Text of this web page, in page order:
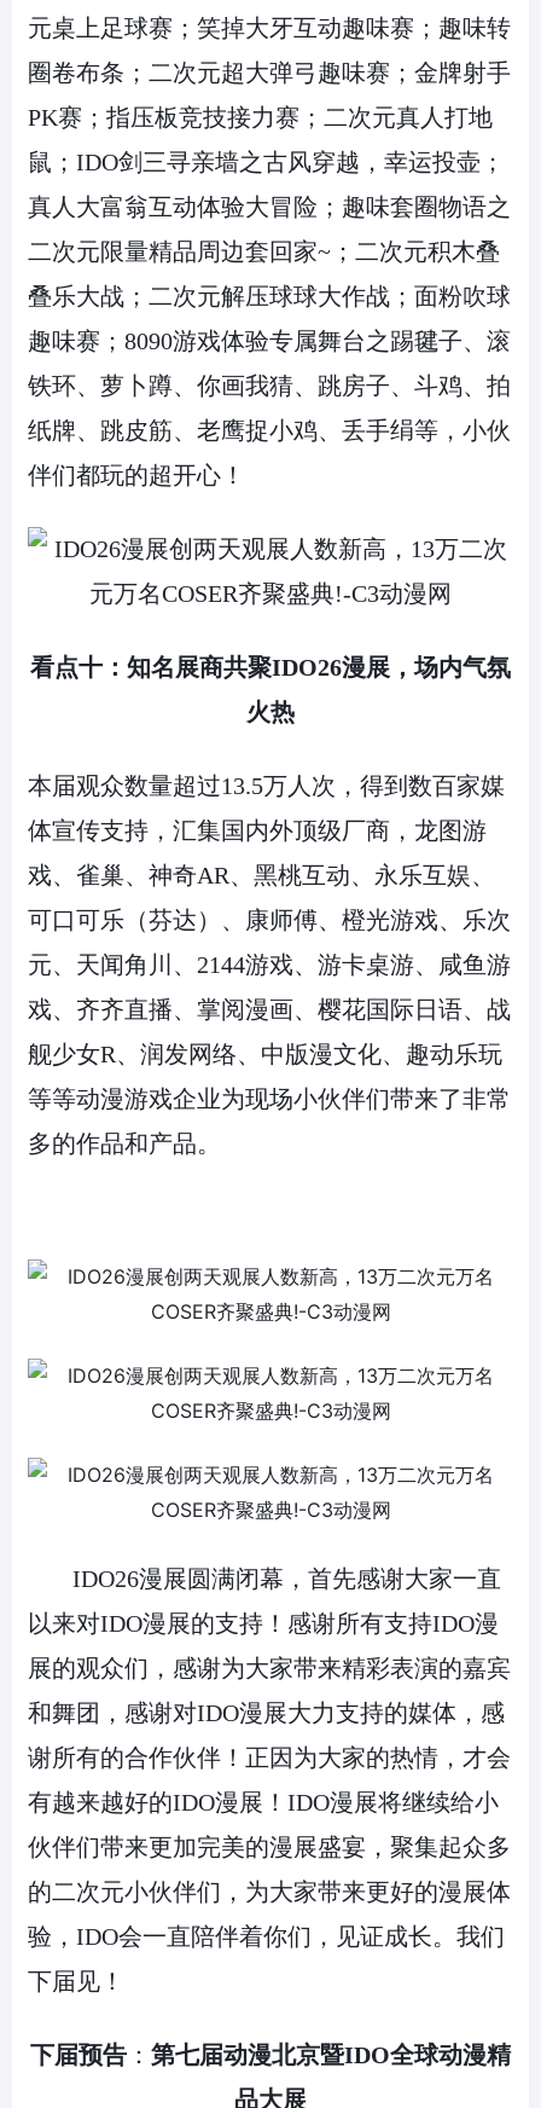
元桌上足球赛；笑掉大牙互动趣味赛；趣味转
圈卷布条；二次元超大弹弓趣味赛；金牌射手
PK赛；指压板竞技接力赛；二次元真人打地
鼠； IDO剑三寻亲墙之古风穿越，幸运投壶；
真人大富翁互动体验大冒险；趣味套圈物语之
二次元限量精品周边套回家~ ；二次元积木叠
叠乐大战；二次元解压球球大作战；面粉吹球
趣味赛； 8090游戏体验专属舞台之踢毽子、滚
铁环、萝卜蹲、你画我猜、跳房子、斗鸡、拍
纸牌、跳皮筋、老鹰捉小鸡、丢手绢等，小伙
伴们都玩的超开心！
看点十：知名展商共聚IDO26漫展，场内气氛
火热
本届观众数量超过13.5万人次，得到数百家媒
体宣传支持，汇集国内外顶级厂商，龙图游
戏、雀巢、神奇AR、黑桃互动、永乐互娱、
可口可乐（芬达）、康师傅、橙光游戏、乐次
元、天闻角川、 2144游戏、游卡桌游、咸鱼游
戏、齐齐直播、掌阅漫画、樱花国际日语、战
舰少女R、润发网络、中版漫文化、趣动乐玩
等等动漫游戏企业为现场小伙伴们带来了非常
多的作品和产品。
IDO26漫展圆满闭幕，首先感谢大家一直
以来对IDO漫展的支持！感谢所有支持IDO漫
展的观众们，感谢为大家带来精彩表演的嘉宾
和舞团，感谢对IDO漫展大力支持的媒体，感
谢所有的合作伙伴！正因为大家的热情，才会
有越来越好的IDO漫展！IDO漫展将继续给小
伙伴们带来更加完美的漫展盛宴，聚集起众多
的二次元小伙伴们，为大家带来更好的漫展体
验，IDO会一直陪伴着你们，见证成长。我们
下届见！
下届预告 ： 第七届动漫北京暨IDO全球动漫精
品大展